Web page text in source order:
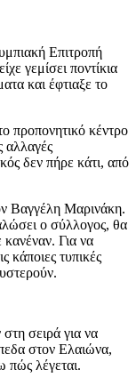
Επιτροπή
γεμίσει ποντίκια
και έφτιαξε το
προπονητικό κέντρο
αλλαγές
δεν πήρε κάτι, από
Βαγγέλη Μαρινάκη.
ο σύλλογος, θα
κανέναν. Για να
κάποιες τυπικές
σειρά για να
στον Ελαιώνα,
πώς λέγεται.